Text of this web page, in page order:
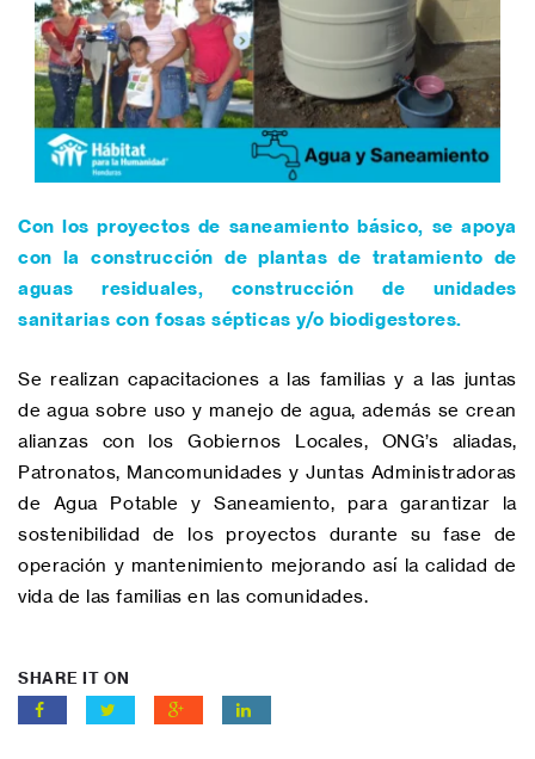
Con los proyectos de saneamiento básico, se apoya
con la construcción de plantas de tratamiento de
aguas residuales, construcción de unidades
sanitarias con fosas sépticas y/o biodigestores.
Se realizan capacitaciones a las familias y a las juntas
de agua sobre uso y manejo de agua, además se crean
alianzas con los Gobiernos Locales, ONG’s aliadas,
Patronatos, Mancomunidades y Juntas Administradoras
de Agua Potable y Saneamiento, para garantizar la
sostenibilidad de los proyectos durante su fase de
operación y mantenimiento mejorando así la calidad de
vida de las familias en las comunidades.
SHARE IT ON